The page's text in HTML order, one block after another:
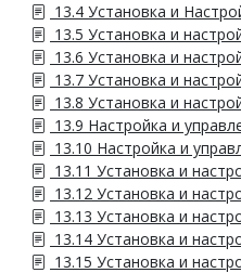
13.4 Установка и
13.5 Установка и
13.6 Установка и
13.7 Установка и
13.8 Установка и
13.9 Настройка и
13.10 Настройка и
13.11 Установка и
13.12 Установка и
13.13 Установка и
13.14 Установка и
13.15 Установка и